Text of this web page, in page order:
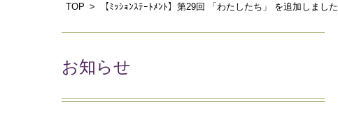
TOP 【ﾐｯｼｮﾝｽﾃｰﾄﾒﾝﾄ】第29回 「わたしたち」 を追加しました
お知らせ